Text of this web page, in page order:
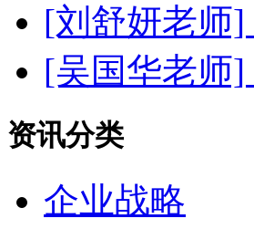
[刘舒妍老师]
[吴国华老师]
资讯分类
企业战略